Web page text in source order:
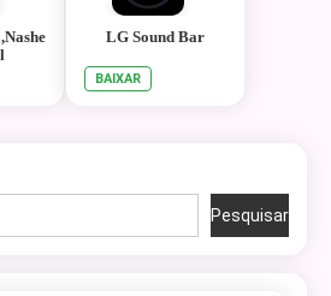
LG Sound Bar
BAIXAR
Pesquisar